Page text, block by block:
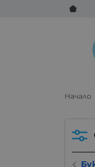
Начало